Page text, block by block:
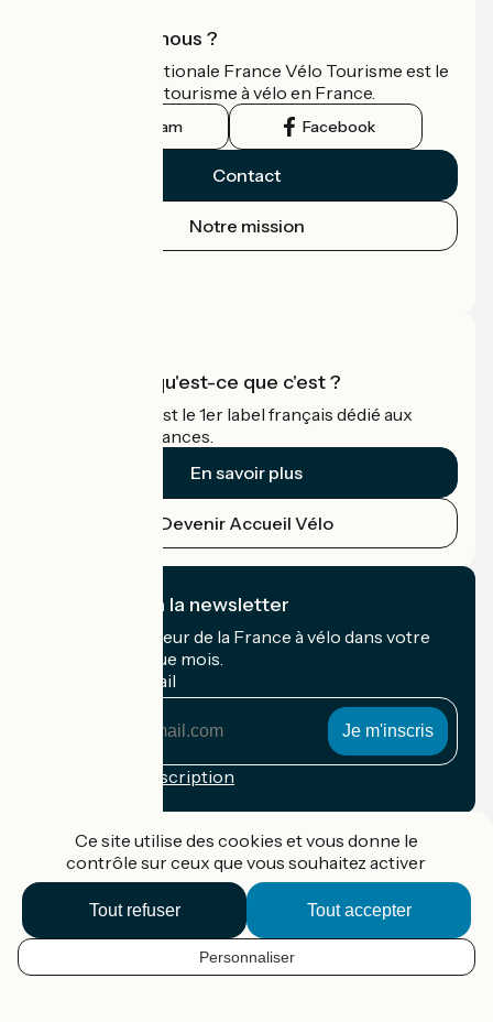
FR
Qui sommes-nous ?
L'association nationale France Vélo Tourisme est le
guide officiel du tourisme à vélo en France.
Instagram Facebook
Contact
Notre mission
Accueil Vélo qu'est-ce que c'est ?
Accueil Vélo c'est le 1er label français dédié aux
cyclistes en vacances.
En savoir plus
Devenir Accueil Vélo
Je m'abonne à la newsletter
Recevez le meilleur de la France à vélo dans votre
boîte mail chaque mois.
Mon adresse mail
Conditions d'inscription
Accueil Vélo Pro
Contact
Mentions légales
Ce site utilise des cookies et vous donne le
contrôle sur ceux que vous souhaitez activer
Tout accepter
Tout refuser
Personnaliser